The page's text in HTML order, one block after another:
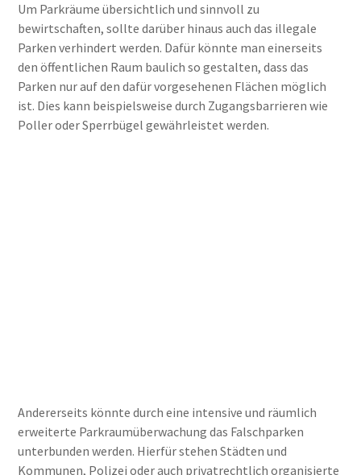
Um Parkräume übersichtlich und sinnvoll zu
bewirtschaften, sollte darüber hinaus auch das illegale
Parken verhindert werden. Dafür könnte man einerseits
den öffentlichen Raum baulich so gestalten, dass das
Parken nur auf den dafür vorgesehenen Flächen möglich
ist. Dies kann beispielsweise durch Zugangsbarrieren wie
Poller oder Sperrbügel gewährleistet werden.
Andererseits könnte durch eine intensive und räumlich
erweiterte Parkraumüberwachung das Falschparken
unterbunden werden. Hierfür stehen Städten und
Kommunen, Polizei oder auch privatrechtlich organisierte